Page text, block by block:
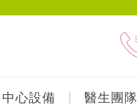
中心設備 醫生團隊